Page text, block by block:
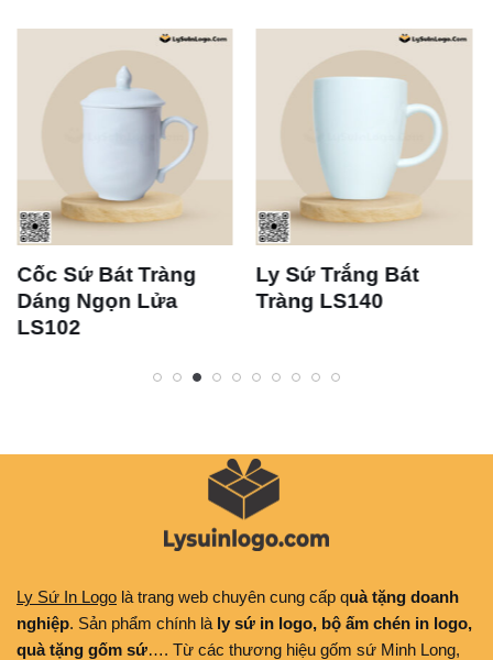
Cốc Sứ Bát Tràng
Dáng Ngọn Lửa
LS102
Ly Sứ Trắng Bát
Tràng LS140
Ly Sứ In Logo là trang web chuyên cung cấp quà tặng doanh
nghiệp. Sản phẩm chính là ly sứ in logo, bộ ấm chén in logo,
quà tặng gốm sứ…. Từ các thương hiệu gốm sứ Minh Long,